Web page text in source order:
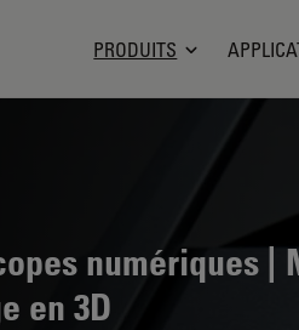
Logo
PRODUITS
numériques |
en 3D